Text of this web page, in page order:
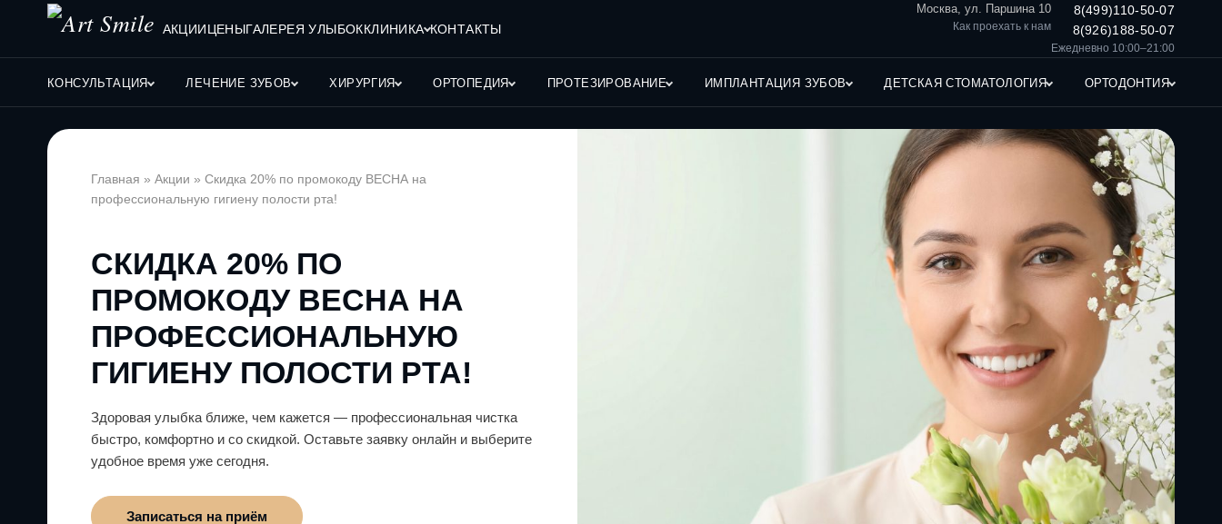
АКЦИИЦЕНЫГАЛЕРЕЯ УЛЫБОККЛИНИКА КОНТАКТЫ
Москва, ул. Паршина 10
Как проехать к нам
8(499)110-50-07
8(926)188-50-07
Ежедневно 10:00–21:00
КОНСУЛЬТАЦИЯ ЛЕЧЕНИЕ ЗУБОВ ХИРУРГИЯ ОРТОПЕДИЯ ПРОТЕЗИРОВАНИЕ ИМПЛАНТАЦИЯ ЗУБОВ ДЕТСКАЯ СТОМАТОЛОГИЯ ОРТОДОНТИЯ
Главная » Акции » Скидка 20% по промокоду ВЕСНА на
профессиональную гигиену полости рта!
СКИДКА 20% ПО
ПРОМОКОДУ ВЕСНА НА
ПРОФЕССИОНАЛЬНУЮ
ГИГИЕНУ ПОЛОСТИ РТА!
Здоровая улыбка ближе, чем кажется — профессиональная чистка
быстро, комфортно и со скидкой. Оставьте заявку онлайн и выберите
удобное время уже сегодня.
Записаться на приём